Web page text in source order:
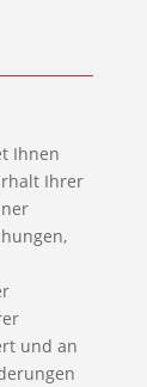
Ihnen
Ihrer
und an